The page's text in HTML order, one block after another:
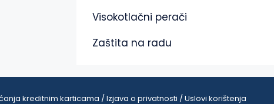
Visokotlačni perači
Zaštita na radu
kreditnim karticama / Izjava o privatnosti / Uslovi korištenja